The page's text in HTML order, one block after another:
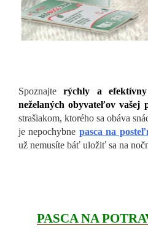
Spoznajterýchly a
neželaných obyvateľov vašej
strašiakom, ktorého sa obáva
je nepochybne pasca na
už nemusíte báť uložiť sa na
PASCA NA